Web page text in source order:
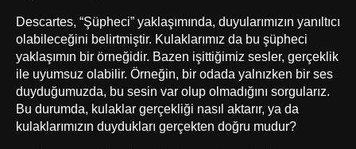
Descartes, “Şüpheci” yaklaşımında, duyularımızın yanıltıcı
olabileceğini belirtmiştir. Kulaklarımız da bu şüpheci
yaklaşımın bir örneğidir. Bazen işittiğimiz sesler, gerçeklik
ile uyumsuz olabilir. Örneğin, bir odada yalnızken bir ses
duyduğumuzda, bu sesin var olup olmadığını sorgularız.
Bu durumda, kulaklar gerçekliği nasıl aktarır, ya da
kulaklarımızın duydukları gerçekten doğru mudur?